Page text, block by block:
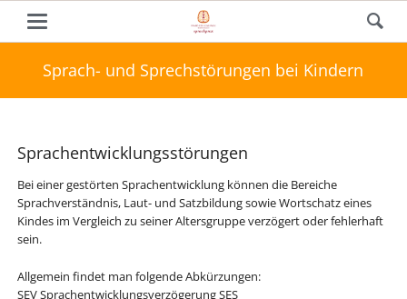
Sprach- und Sprechstörungen bei Kindern
Sprachentwicklungsstörungen
Bei einer gestörten Sprachentwicklung können die Bereiche
Sprachverständnis, Laut- und Satzbildung sowie Wortschatz eines
Kindes im Vergleich zu seiner Altersgruppe verzögert oder fehlerhaft
sein.
Allgemein findet man folgende Abkürzungen:
SEV Sprachentwicklungsverzögerung SES